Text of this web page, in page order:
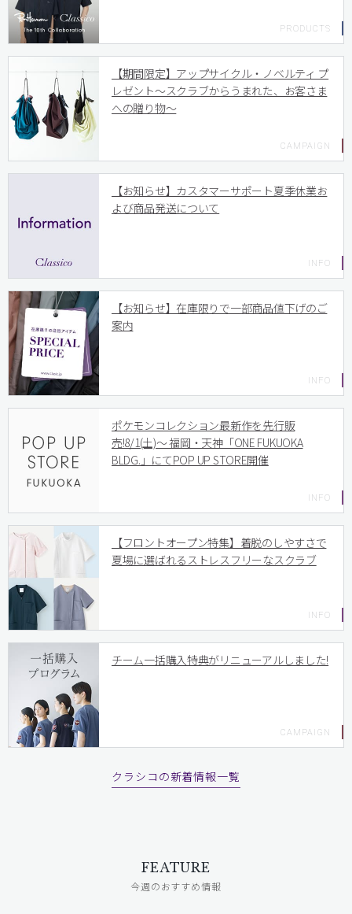
【期間限定】アップサイクル・ノベルティ プ
レゼント〜スクラブからうまれた、お客さま
への贈り物〜
【お知らせ】カスタマーサポート夏季休業お
よび商品発送について
【お知らせ】在庫限りで一部商品値下げのご
案内
ポケモンコレクション最新作を先行販
売!8/1(土)〜 福岡・天神「ONE FUKUOKA
BLDG.」にてPOP UP STORE開催
【フロントオープン特集】着脱のしやすさで
夏場に選ばれるストレスフリーなスクラブ
チーム一括購入特典がリニューアルしました!
クラシコの新着情報一覧
FEATURE
今週のおすすめ情報